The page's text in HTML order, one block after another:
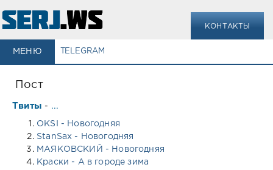
КОНТАКТЫ
МЕНЮ TELEGRAM
Пост
Твиты -
OKSI - Новогодняя
StanSax - Новогодняя
МАЯКОВСКИЙ - Новогодняя
Краски - А в городе зима